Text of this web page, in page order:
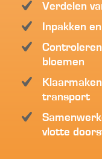
Verdelen
Inpakken
bloemen
transport
vlotte